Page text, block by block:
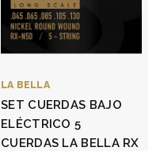
LA BELLA
SET CUERDAS BAJO
ELÉCTRICO 5
CUERDAS LA BELLA RX